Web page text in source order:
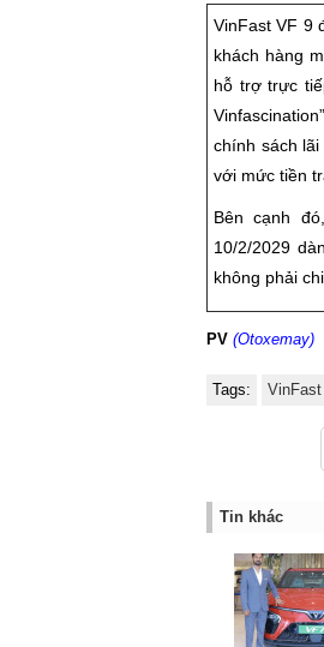
VinFast VF 9
khách hàng
hỗ trợ trực
chính sách
với mức tiền
Bên cạnh
10/2/2029
không phải
PV (Otoxemay)
Tags: VinFast
Tin khác